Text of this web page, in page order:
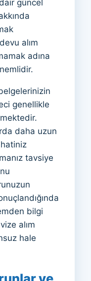
güncel
alım
adına
genellikle
daha uzun
tavsiye
bilgi
alım
hale